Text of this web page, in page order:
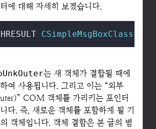
에 대해 자세히 보겠습니다.
HRESULT
는 새 객체가 결합될 때에
여 사용됩니다. 그리고 이는 “외부
COM 객체를 가리키는 포인터
다. 즉, 새로운 객체를 포함하게 될 기
객체입니다. 객체 결함은 본 글의 범